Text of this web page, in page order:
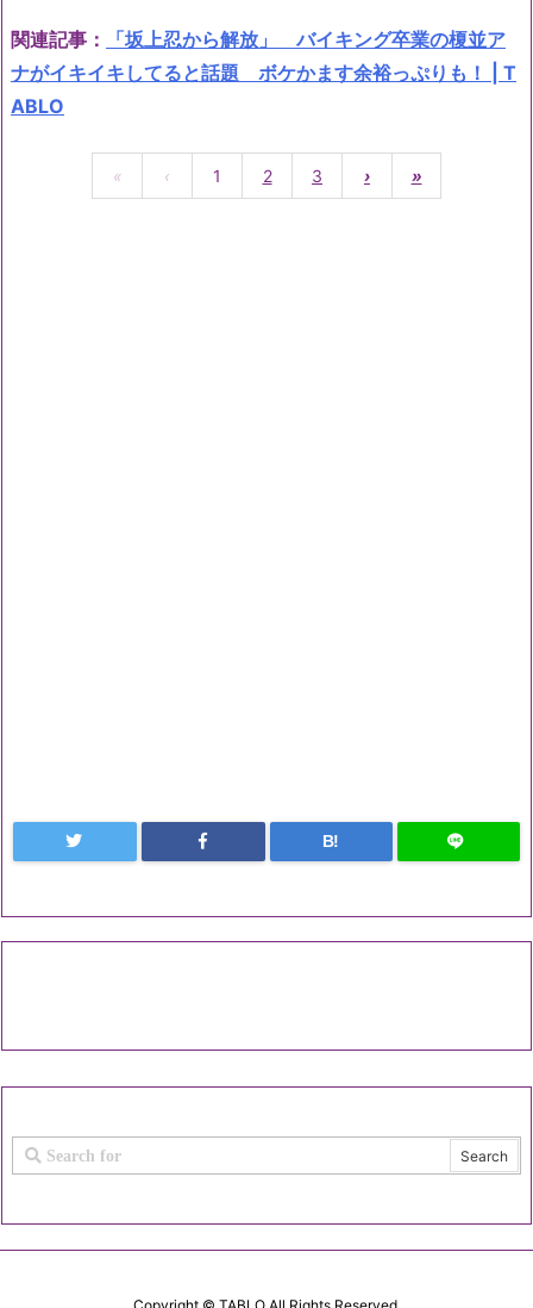
関連記事：
「坂上忍から解放」 バイキング卒業の榎並ア
ナがイキイキしてると話題 ボケかます余裕っぷりも！ | T
ABLO
« ‹ 1 2 3 › »
B!